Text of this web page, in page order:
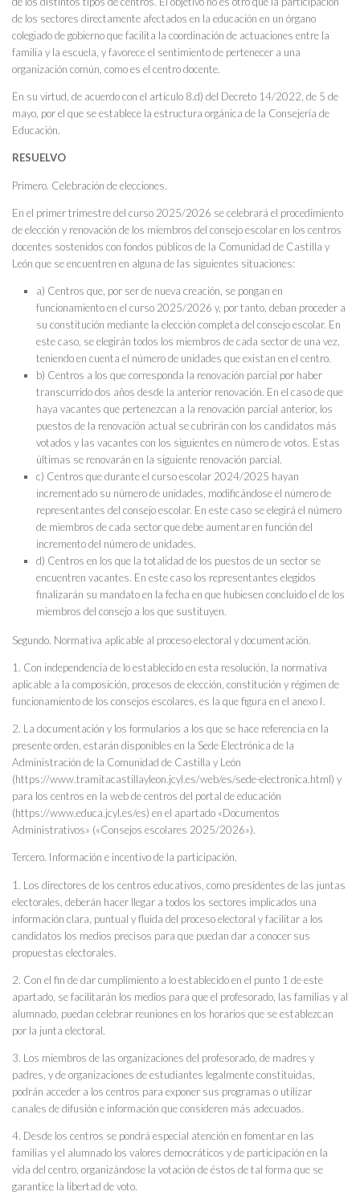
de los sectores directamente afectados en la educación en un órgano
colegiado de gobierno que facilita la coordinación de actuaciones entre la
familia y la escuela, y favorece el sentimiento de pertenecer a una
organización común, como es el centro docente.
En su virtud, de acuerdo con el artículo 8.d) del Decreto 14/2022, de 5 de
mayo, por el que se establece la estructura orgánica de la Consejería de
Educación.
RESUELVO
Primero. Celebración de elecciones.
En el primer trimestre del curso 2025/2026 se celebrará el procedimiento
de elección y renovación de los miembros del consejo escolar en los centros
docentes sostenidos con fondos públicos de la Comunidad de Castilla y
León que se encuentren en alguna de las siguientes situaciones:
a) Centros que, por ser de nueva creación, se pongan en
funcionamiento en el curso 2025/2026 y, por tanto, deban proceder a
su constitución mediante la elección completa del consejo escolar. En
este caso, se elegirán todos los miembros de cada sector de una vez,
teniendo en cuenta el número de unidades que existan en el centro.
b) Centros a los que corresponda la renovación parcial por haber
transcurrido dos años desde la anterior renovación. En el caso de que
haya vacantes que pertenezcan a la renovación parcial anterior, los
puestos de la renovación actual se cubrirán con los candidatos más
votados y las vacantes con los siguientes en número de votos. Estas
últimas se renovarán en la siguiente renovación parcial.
c) Centros que durante el curso escolar 2024/2025 hayan
incrementado su número de unidades, modificándose el número de
representantes del consejo escolar. En este caso se elegirá el número
de miembros de cada sector que debe aumentar en función del
incremento del número de unidades.
d) Centros en los que la totalidad de los puestos de un sector se
encuentren vacantes. En este caso los representantes elegidos
finalizarán su mandato en la fecha en que hubiesen concluido el de los
miembros del consejo a los que sustituyen.
Segundo. Normativa aplicable al proceso electoral y documentación.
1. Con independencia de lo establecido en esta resolución, la normativa
aplicable a la composición, procesos de elección, constitución y régimen de
funcionamiento de los consejos escolares, es la que figura en el anexo I.
2. La documentación y los formularios a los que se hace referencia en la
presente orden, estarán disponibles en la Sede Electrónica de la
Administración de la Comunidad de Castilla y León
(https://www.tramitacastillayleon.jcyl.es/web/es/sede-electronica.html) y
para los centros en la web de centros del portal de educación
(https://www.educa.jcyl.es/es) en el apartado «Documentos
Administrativos» («Consejos escolares 2025/2026»).
Tercero. Información e incentivo de la participación.
1. Los directores de los centros educativos, como presidentes de las juntas
electorales, deberán hacer llegar a todos los sectores implicados una
información clara, puntual y fluida del proceso electoral y facilitar a los
candidatos los medios precisos para que puedan dar a conocer sus
propuestas electorales.
2. Con el fin de dar cumplimiento a lo establecido en el punto 1 de este
apartado, se facilitarán los medios para que el profesorado, las familias y al
alumnado, puedan celebrar reuniones en los horarios que se establezcan
por la junta electoral.
3. Los miembros de las organizaciones del profesorado, de madres y
padres, y de organizaciones de estudiantes legalmente constituidas,
podrán acceder a los centros para exponer sus programas o utilizar
canales de difusión e información que consideren más adecuados.
4. Desde los centros se pondrá especial atención en fomentar en las
familias y el alumnado los valores democráticos y de participación en la
vida del centro, organizándose la votación de éstos de tal forma que se
garantice la libertad de voto.